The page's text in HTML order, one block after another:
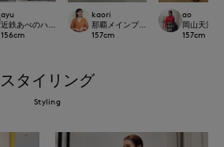
ayu
近鉄あべのハルカスINED
156cm
kaori
那覇メインプレイス
157cm
ao
岡山天満屋
157cm
スタイリング
Styling